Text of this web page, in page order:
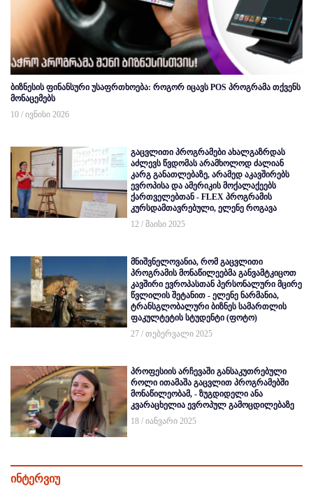
ბიზნესის ფინანსური უსაფრთხოება: როგორ იცავს POS პროგრამა თქვენს
მონაცემებს
10 / ივნისი 2026
გაცვლითი პროგრამები ახალგაზრდას
აძლევს წვდომას არამხოლოდ ძალიან
კარგ განათლებაზე, არამედ აკავშირებს
ევროპისა და ამერიკის მოქალაქეებს
ქართველებთან - FLEX პროგრამის
კურსდამთავრებული, ელენე როგავა
12 / მაისი 2025
მნიშვნელოვანია, რომ გაცვლითი
პროგრამის მონაწილეებმა განვამტკიცოთ
კავშირი ევროპასთან პერსონალური მცირე
წვლილის შეტანით - ელენე ნარმანია,
ტრანსგლობალური ბიზნეს სამართლის
ფაკულტეტის სტუდენტი (ფოტო)
27 / თებერვალი 2025
პროფესიის არჩევაში განსაკუთრებული
როლი ითამაშა გაცვლით პროგრამებში
მონაწილეობამ, - ზუგდიდელი ანა
კვარაცხელია ევროპულ გამოცდილებაზე
18 / იანვარი 2025
ინტერვიუ